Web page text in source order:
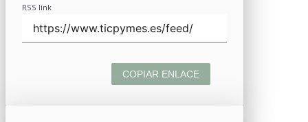
RSS link
COPIAR ENLACE